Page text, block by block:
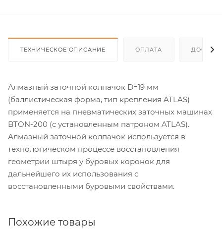
ТЕХНИЧЕСКОЕ ОПИСАНИЕ ОПЛАТА
Алмазный заточной колпачок D=19 мм
(баллистическая форма, тип крепления ATLAS)
применяется на пневматических заточных машинах
BTON-200 (с установленным патроном ATLAS).
Алмазный заточной колпачок используется в
технологическом процессе восстановления
геометрии штыря у буровых коронок для
дальнейшего их использования с
восстановленными буровыми свойствами.
Похожие товары